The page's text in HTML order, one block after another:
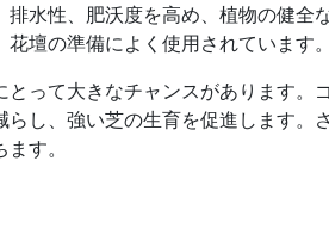
水性、肥沃度を高め、植物の健全
壇の準備によく使用されています。
って大きなチャンスがあります。
し、強い芝の生育を促進します。さ
す。